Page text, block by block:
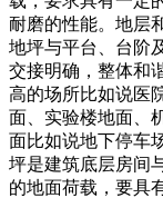
耐磨的性能。地层
地坪与平台、台阶
交接明确，整体和
高的场所比如说医
面、实验楼地面、
面比如说地下停车
坪是建筑底层房间
的地面荷载，要具